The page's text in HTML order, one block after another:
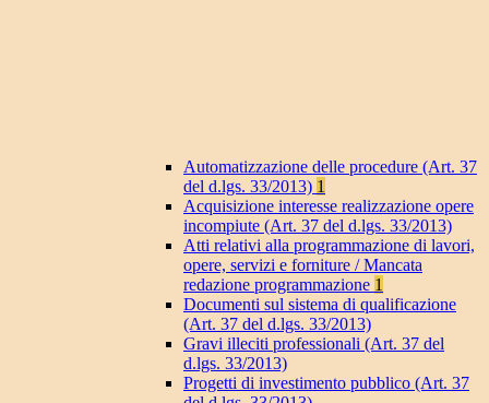
Automatizzazione delle procedure (Art. 37
del d.lgs. 33/2013) 1
Acquisizione interesse realizzazione opere
incompiute (Art. 37 del d.lgs. 33/2013)
Atti relativi alla programmazione di lavori,
opere, servizi e forniture / Mancata
redazione programmazione 1
Documenti sul sistema di qualificazione
(Art. 37 del d.lgs. 33/2013)
Gravi illeciti professionali (Art. 37 del
d.lgs. 33/2013)
Progetti di investimento pubblico (Art. 37